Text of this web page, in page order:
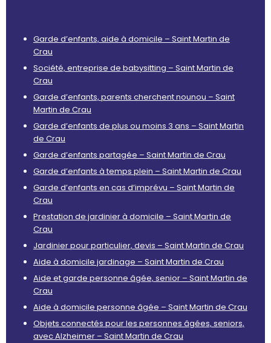
Garde d’enfants, aide à domicile – Saint Martin de
Crau
Société, entreprise de babysitting – Saint Martin de
Crau
Garde d’enfants, parents cherchent nounou – Saint
Martin de Crau
Garde d’enfants de plus ou moins 3 ans – Saint Martin
de Crau
Garde d’enfants partagée – Saint Martin de Crau
Garde d’enfants à temps plein – Saint Martin de Crau
Garde d’enfants en cas d’imprévu – Saint Martin de
Crau
Prestation de jardinier à domicile – Saint Martin de
Crau
Jardinier pour particulier, devis – Saint Martin de Crau
Aide à domicile jardinage – Saint Martin de Crau
Aide et garde personne âgée, senior – Saint Martin de
Crau
Aide à domicile personne âgée – Saint Martin de Crau
Objets connectés pour les personnes âgées, seniors,
avec Alzheimer – Saint Martin de Crau